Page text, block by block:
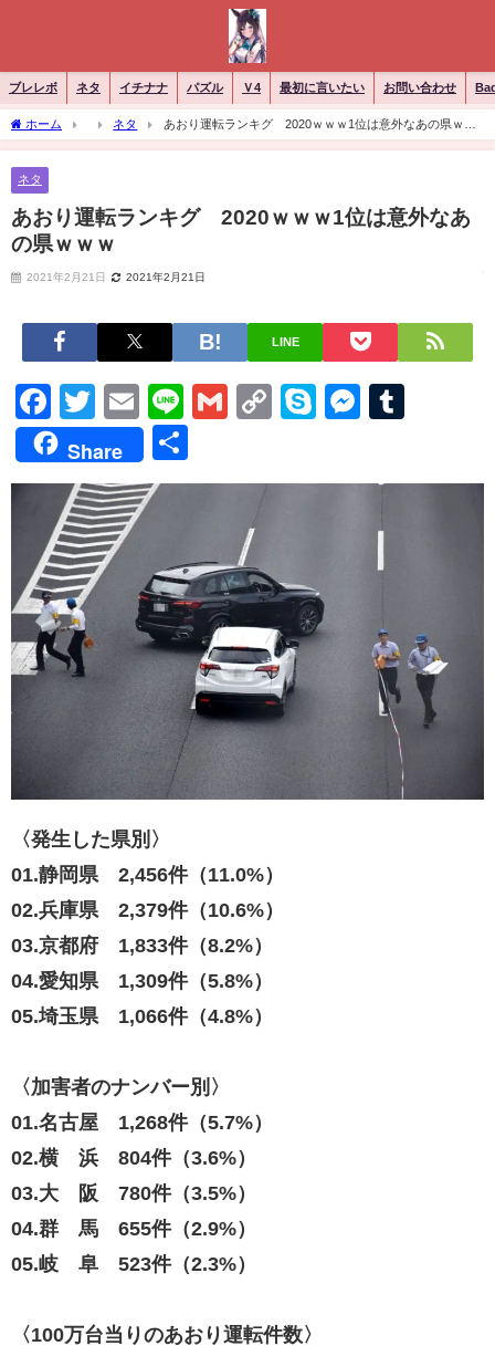
ブレレボ ネタ イチナナ パズル Ｖ4 最初に言いたい お問い合わせ
ホーム ネタ
あおり運転ランキグ 2020ｗｗｗ1位は意外なあの県ｗｗ
ｗ
ネタ
あおり運転ランキグ 2020ｗｗｗ1位は意外なあ
の県ｗｗｗ
2021年2月21日 2021年2月21日
LINE
Facebook
Twitter
EmailLineGmailCopySkype
Share
有
〈発生した県別〉
01.静岡県 2,456件（11.0%）
02.兵庫県 2,379件（10.6%）
03.京都府 1,833件（8.2%）
04.愛知県 1,309件（5.8%）
05.埼玉県 1,066件（4.8%）
〈加害者のナンバー別〉
01.名古屋 1,268件（5.7%）
02.横 浜 804件（3.6%）
03.大 阪 780件（3.5%）
04.群 馬 655件（2.9%）
05.岐 阜 523件（2.3%）
〈100万台当りのあおり運転件数〉